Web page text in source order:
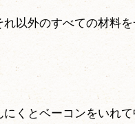
以外のすべての材料
くとベーコンをいれ